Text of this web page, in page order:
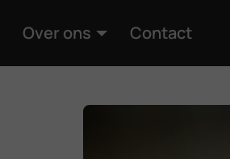
Over ons Contact